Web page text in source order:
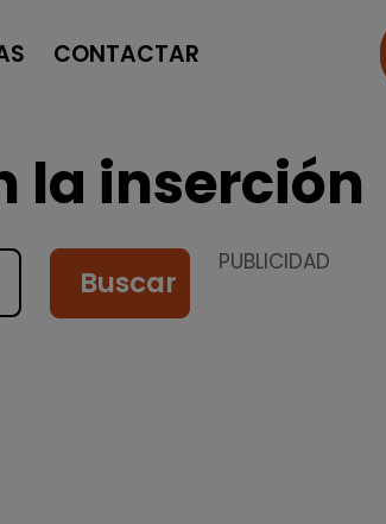
CONTACTAR
la inserción
Buscar
PUBLICIDAD